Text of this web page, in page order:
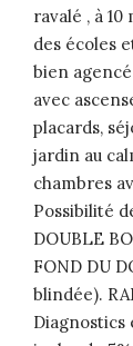
ravalé , à
des écoles
bien
avec
placards,
jardin au
chambres
Possibilité
DOUBLE
FOND DU
blindée).
Diagnostics